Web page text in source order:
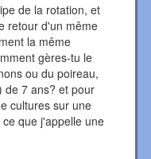
de la rotation, et
retour d'un même
la même
gères-tu le
ou du poireau,
de 7 ans? et pour
cultures sur une
que j'appelle une